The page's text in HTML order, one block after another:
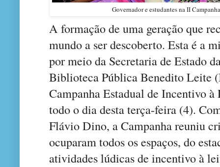
Governador e estudantes na II
A formação de uma geração que
mundo a ser descoberto. Esta é a
por meio da Secretaria de Estado
Biblioteca Pública Benedito Leite
Campanha Estadual de Incentivo
todo o dia desta terça-feira (4).
Flávio Dino, a Campanha reuniu
ocuparam todos os espaços, do
atividades lúdicas de incentivo à